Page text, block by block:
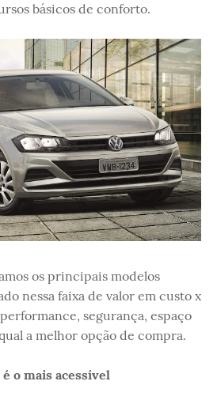
básicos de conforto.
os principais modelos
nessa faixa de valor em custo x
segurança, espaço
a melhor opção de compra.
o mais acessível